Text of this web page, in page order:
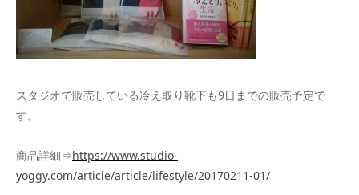
スタジオで販売している冷え取り靴下も9日までの販売予定で
す。
商品詳細⇒https://www.studio-
yoggy.com/article/article/lifestyle/20170211-01/